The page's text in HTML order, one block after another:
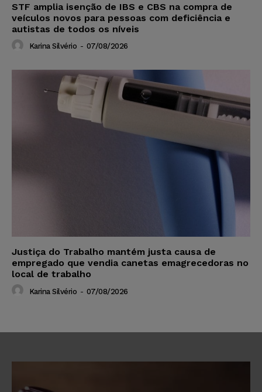
STF amplia isenção de IBS e CBS na compra de
veículos novos para pessoas com deficiência e
autistas de todos os níveis
Karina Silvério - 07/08/2026
Justiça do Trabalho mantém justa causa de
empregado que vendia canetas emagrecedoras no
local de trabalho
Karina Silvério - 07/08/2026